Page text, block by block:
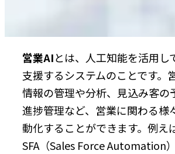
営業AIとは、人工知能を活用し
支援するシステムのことです。
情報の管理や分析、見込み客の
進捗管理など、営業に関わる様
動化することができます。例えば
SFA（Sales Force Automation